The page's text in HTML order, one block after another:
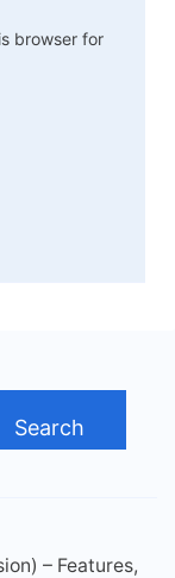
browser for
– Features,